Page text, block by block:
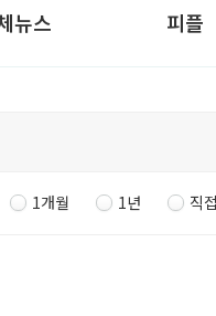
뉴스 피플
1개월 1년 직